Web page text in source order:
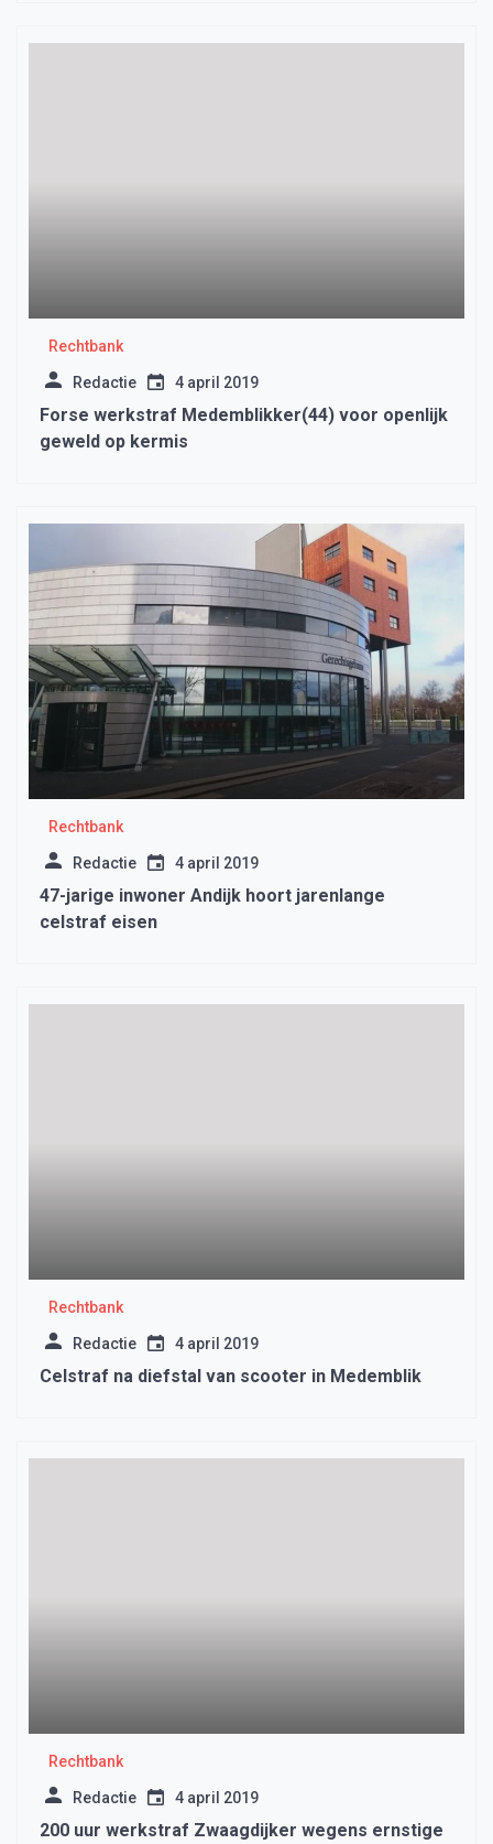
Rechtbank
Redactie 4 april 2019
Forse werkstraf Medemblikker(44) voor openlijk
geweld op kermis
Rechtbank
Redactie 4 april 2019
47-jarige inwoner Andijk hoort jarenlange
celstraf eisen
Rechtbank
Redactie 4 april 2019
Celstraf na diefstal van scooter in Medemblik
Rechtbank
Redactie 4 april 2019
200 uur werkstraf Zwaagdijker wegens ernstige